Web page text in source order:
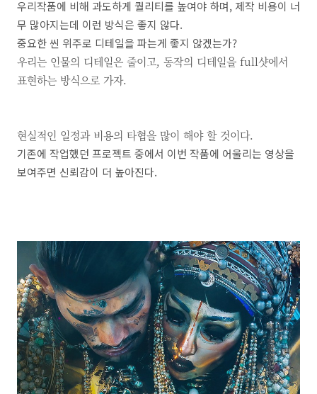
우리작품에 비해 과도하게 퀄리티를 높여야 하며, 제작 비용이 너
무 많아지는데 이런 방식은 좋지 않다.
중요한 씬 위주로 디테일을 파는게 좋지 않겠는가?
우리는 인물의 디테일은 줄이고, 동작의 디테일을 full샷에서
표현하는 방식으로 가자.
현실적인 일정과 비용의 타협을 많이 해야 할 것이다.
기존에 작업했던 프로젝트 중에서 이번 작품에 어울리는 영상을
보여주면 신뢰감이 더 높아진다.